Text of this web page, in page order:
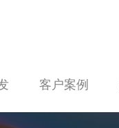
客户案例